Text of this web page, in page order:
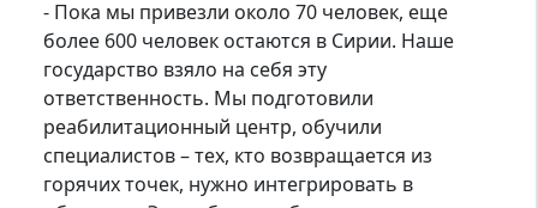
- Пока мы привезли около 70 человек, еще
более 600 человек остаются в Сирии. Наше
государство взяло на себя эту
ответственность. Мы подготовили
реабилитационный центр, обучили
специалистов – тех, кто возвращается из
горячих точек, нужно интегрировать в